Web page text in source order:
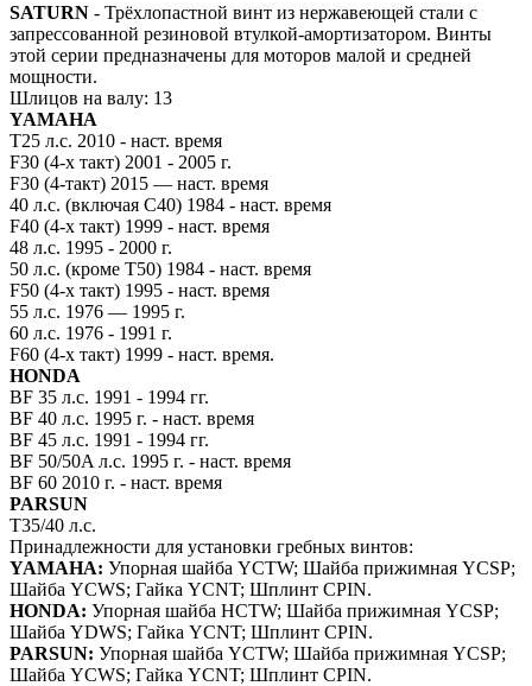
SATURN - Трёхлопастной винт из нержавеющей стали с
запрессованной резиновой втулкой-амортизатором. Винты
этой серии предназначены для моторов малой и средней
мощности.
Шлицов на валу: 13
YAMAHA
T25 л.с. 2010 - наст. время
F30 (4-х такт) 2001 - 2005 г.
F30 (4-такт) 2015 — наст. время
40 л.с. (включая C40) 1984 - наст. время
F40 (4-х такт) 1999 - наст. время
48 л.с. 1995 - 2000 г.
50 л.с. (кроме T50) 1984 - наст. время
F50 (4-х такт) 1995 - наст. время
55 л.с. 1976 — 1995 г.
60 л.с. 1976 - 1991 г.
F60 (4-х такт) 1999 - наст. время.
HONDA
BF 35 л.с. 1991 - 1994 гг.
BF 40 л.с. 1995 г. - наст. время
BF 45 л.с. 1991 - 1994 гг.
BF 50/50A л.с. 1995 г. - наст. время
BF 60 2010 г. - наст. время
PARSUN
T35/40 л.с.
Принадлежности для установки гребных винтов:
YAMAHA: Упорная шайба YCTW; Шайба прижимная YCSP;
Шайба YCWS; Гайка YCNT; Шплинт CPIN.
HONDA: Упорная шайба HCTW; Шайба прижимная YCSP;
Шайба YDWS; Гайка YCNT; Шплинт CPIN.
PARSUN: Упорная шайба YCTW; Шайба прижимная YCSP;
Шайба YCWS; Гайка YCNT; Шплинт CPIN.